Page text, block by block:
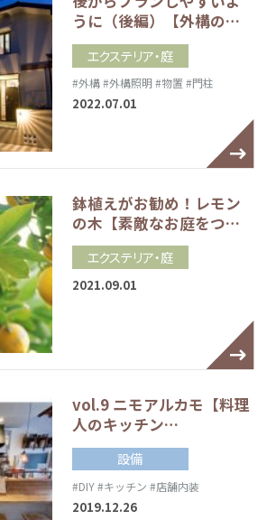
うに（後編）【外構の…
エクステリア・庭
#外構#外構照明 #物置 #門柱
2022.07.01
鉢植えがお勧め！レモン
の木【素敵なお庭をつ…
エクステリア・庭
2021.09.01
vol.9 ニモアルカモ【料理
人のキッチン…
設備
#DIY#キッチン #店舗内装
2019.12.26